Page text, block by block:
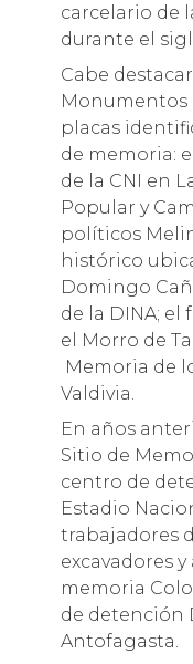
carcelario de
durante el
Cabe
Monumentos
placas
de memoria:
de la CNI en
Popular y
políticos
histórico
Domingo
de la DINA; el
el Morro de
Memoria de
Valdivia.
En años
Sitio de
centro de
Estadio
trabajadores
excavadores
memoria
de detención
Antofagasta.